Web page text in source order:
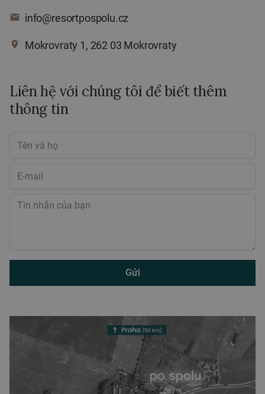
email info@resortpospolu.cz
place Mokrovraty 1, 262 03 Mokrovraty
Liên hệ với chúng tôi để biết thêm
thông tin